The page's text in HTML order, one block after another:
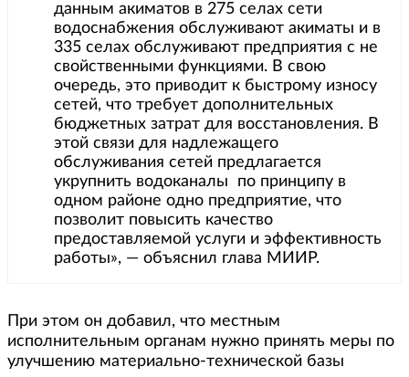
данным акиматов в 275 селах сети
водоснабжения обслуживают акиматы и в
335 селах обслуживают предприятия с не
свойственными функциями. В свою
очередь, это приводит к быстрому износу
сетей, что требует дополнительных
бюджетных затрат для восстановления. В
этой связи для надлежащего
обслуживания сетей предлагается
укрупнить водоканалы по принципу в
одном районе одно предприятие, что
позволит повысить качество
предоставляемой услуги и эффективность
работы», — объяснил глава МИИР.
При этом он добавил, что местным
исполнительным органам нужно принять меры по
улучшению материально-технической базы